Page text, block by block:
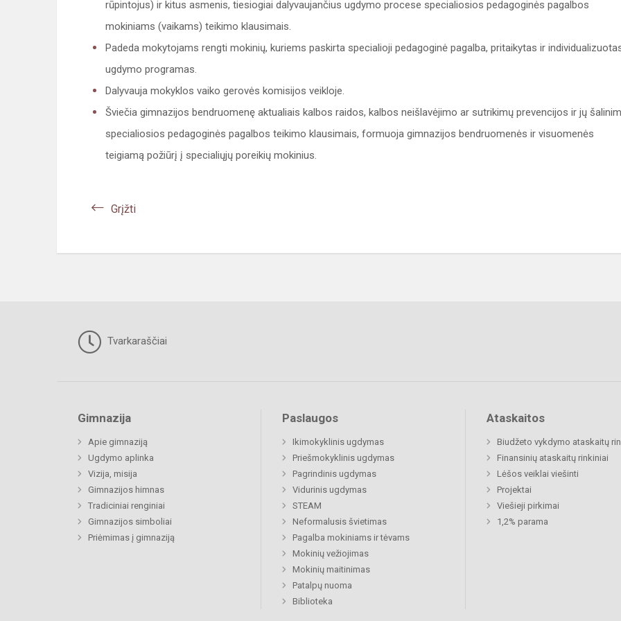
rūpintojus) ir kitus asmenis, tiesiogiai dalyvaujančius ugdymo procese specialiosios pedagoginės pagalbos
mokiniams (vaikams) teikimo klausimais.
Padeda mokytojams rengti mokinių, kuriems paskirta specialioji pedagoginė pagalba, pritaikytas ir
ugdymo programas.
Dalyvauja mokyklos vaiko gerovės komisijos veikloje.
Šviečia gimnazijos bendruomenę aktualiais kalbos raidos, kalbos neišlavėjimo ar sutrikimų prevencijos ir jų
specialiosios pedagoginės pagalbos teikimo klausimais, formuoja gimnazijos bendruomenės ir visuomenės
teigiamą požiūrį į specialiųjų poreikių mokinius.
Grįžti
Tvarkaraščiai
Gimnazija
Apie gimnaziją
Ugdymo aplinka
Vizija, misija
Gimnazijos himnas
Tradiciniai renginiai
Gimnazijos simboliai
Priėmimas į gimnaziją
Paslaugos
Ikimokyklinis ugdymas
Priešmokyklinis ugdymas
Pagrindinis ugdymas
Vidurinis ugdymas
STEAM
Neformalusis švietimas
Pagalba mokiniams ir tėvams
Mokinių vežiojimas
Mokinių maitinimas
Patalpų nuoma
Biblioteka
Ataskaitos
Biudžeto vykdymo ataskaitų
Finansinių ataskaitų rinkiniai
Lėšos veiklai viešinti
Projektai
Viešieji pirkimai
1,2% parama